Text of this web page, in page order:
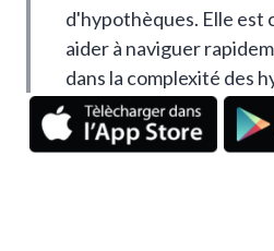
d'hypothèques. Elle est
aider à naviguer
dans la complexité des